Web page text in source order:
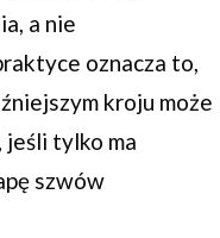
a nie
oznacza to,
kroju może
jeśli tylko ma
szwów